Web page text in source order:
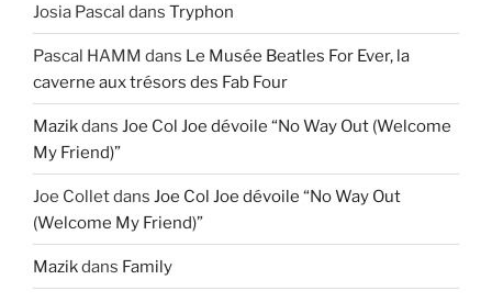
Josia Pascal dans Tryphon
Pascal HAMM dans Le Musée Beatles For Ever, la
caverne aux trésors des Fab Four
Mazikdans Joe Col Joe dévoile “No Way Out (Welcome
My Friend)”
Joe Colletdans Joe Col Joe dévoile “No Way Out
(Welcome My Friend)”
Mazikdans Family